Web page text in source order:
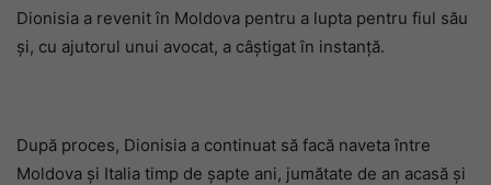
Dionisia a revenit în Moldova pentru a lupta pentru fiul său
și, cu ajutorul unui avocat, a câștigat în instanță.
După proces, Dionisia a continuat să facă naveta între
Moldova și Italia timp de șapte ani, jumătate de an acasă și